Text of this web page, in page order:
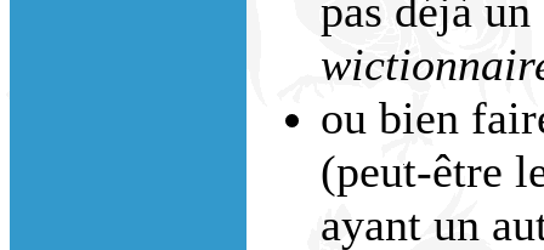
pas déjà
ou bien
(peut-être
ayant un